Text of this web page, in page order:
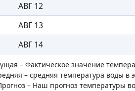
АВГ 12
АВГ 13
АВГ 14
– Фактическое значение
– средняя температура воды в
– Наш прогноз температуры